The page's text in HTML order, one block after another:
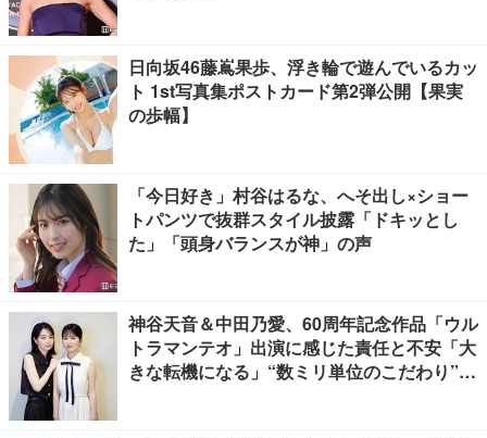
日向坂46藤嶌果歩、浮き輪で遊んでいるカッ
ト 1st写真集ポストカード第2弾公開【果実
の歩幅】
「今日好き」村谷はるな、へそ出し×ショー
トパンツで抜群スタイル披露「ドキッとし
た」「頭身バランスが神」の声
神谷天音＆中田乃愛、60周年記念作品「ウル
トラマンテオ」出演に感じた責任と不安「大
きな転機になる」“数ミリ単位のこだわり”特